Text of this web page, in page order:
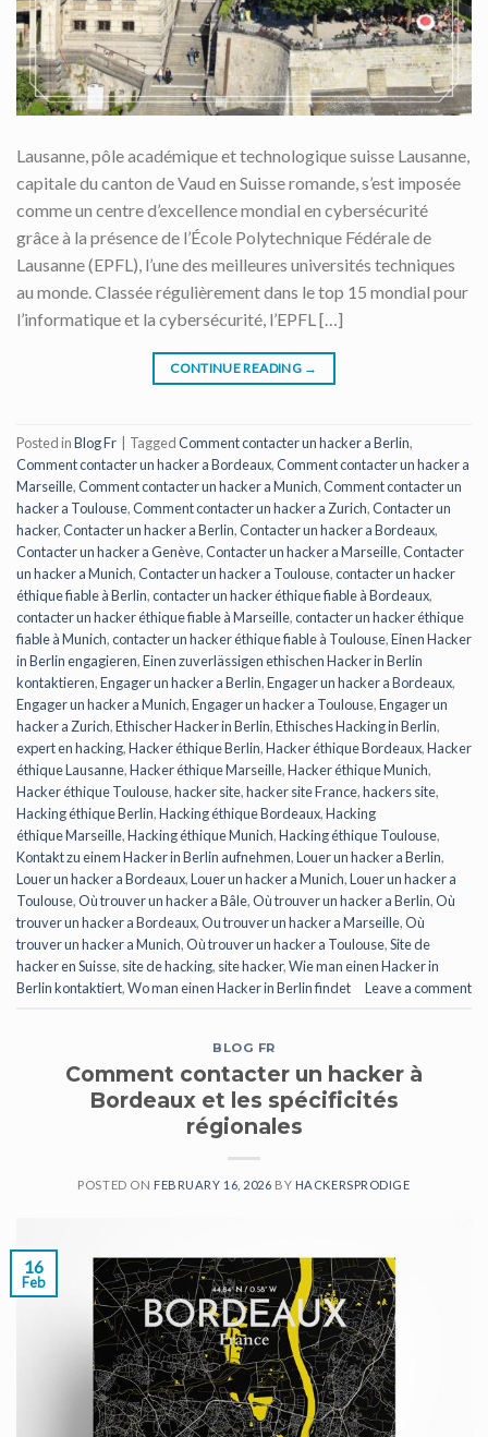
Lausanne, pôle académique et technologique suisse Lausanne,
capitale du canton de Vaud en Suisse romande, s’est imposée
comme un centre d’excellence mondial en cybersécurité
grâce à la présence de l’École Polytechnique Fédérale de
Lausanne (EPFL), l’une des meilleures universités techniques
au monde. Classée régulièrement dans le top 15 mondial pour
l’informatique et la cybersécurité, l’EPFL […]
CONTINUE READING →
Posted inBlog Fr TaggedComment contacter un hacker a Berlin,
Comment contacter un hacker a Bordeaux,Comment contacter un hacker a
Marseille,Comment contacter un hacker a Munich,Comment contacter un
hacker a Toulouse,Comment contacter un hacker a Zurich,Contacter un
hacker,Contacter un hacker a Berlin,Contacter un hacker a Bordeaux,
Contacter un hacker a Genève,Contacter un hacker a Marseille,Contacter
un hacker a Munich,Contacter un hacker a Toulouse,contacter un hacker
éthique fiable à Berlin,contacter un hacker éthique fiable à Bordeaux,
contacter un hacker éthique fiable à Marseille,contacter un hacker éthique
fiable à Munich,contacter un hacker éthique fiable à Toulouse,Einen Hacker
in Berlin engagieren,Einen zuverlässigen ethischen Hacker in Berlin
kontaktieren,Engager un hacker a Berlin,Engager un hacker a Bordeaux,
Engager un hacker a Munich,Engager un hacker a Toulouse,Engager un
hacker a Zurich,Ethischer Hacker in Berlin,Ethisches Hacking in Berlin,
expert en hacking,Hacker éthique Berlin,Hacker éthique Bordeaux,Hacker
éthique Lausanne,Hacker éthique Marseille,Hacker éthique Munich,
Hacker éthique Toulouse,hacker site,hacker site France,hackers site,
Hacking éthique Berlin,Hacking éthique Bordeaux,Hacking
éthique Marseille,Hacking éthique Munich,Hacking éthique Toulouse,
Kontakt zu einem Hacker in Berlin aufnehmen,Louer un hacker a Berlin,
Louer un hacker a Bordeaux,Louer un hacker a Munich,Louer un hacker a
Toulouse,Où trouver un hacker a Bâle,Où trouver un hacker a Berlin,Où
trouver un hacker a Bordeaux,Ou trouver un hacker a Marseille,Où
trouver un hacker a Munich,Où trouver un hacker a Toulouse,Site de
hacker en Suisse, site de hacking, site hacker,Wie man einen Hacker in
Berlin kontaktiert,Wo man einen Hacker in Berlin findet Leave a comment
BLOG FR
Comment contacter un hacker à
Bordeaux et les spécificités
régionales
POSTED ON FEBRUARY 16, 2026 BY HACKERSPRODIGE
16
Feb